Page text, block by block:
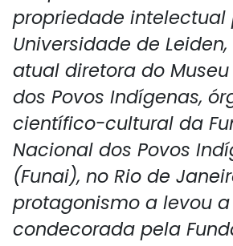
propriedade intelectual
Universidade de
atual diretora do
dos Povos Indígenas,
científico-cultural da
Nacional dos Povos
(Funai), no Rio de
protagonismo a levou
condecorada pela